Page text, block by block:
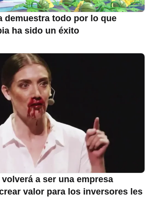
demuestra todo por lo que
ha sido un éxito
a ser una empresa
valor para los inversores les